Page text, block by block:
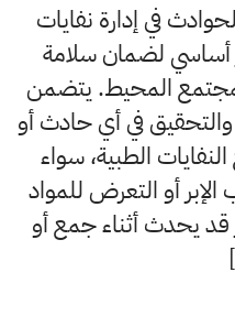
في إدارة نفايات
أساسي لضمان سلامة
المحيط. يتضمن
والتحقيق في أي حادث أو
الطبية، سواء
أو التعرض للمواد
قد يحدث أثناء جمع أو